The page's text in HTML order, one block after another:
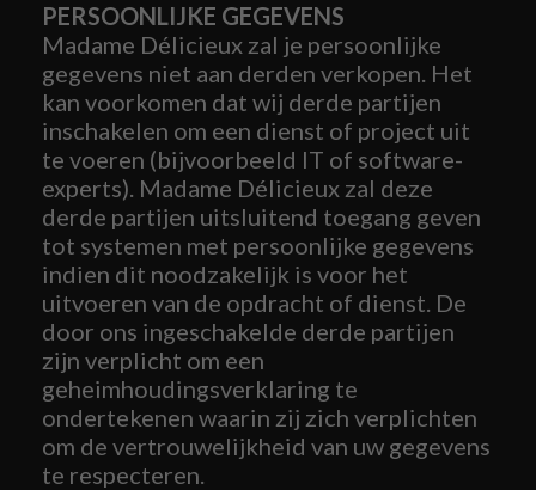
PERSOONLIJKE GEGEVENS
Madame Délicieux zal je persoonlijke
gegevens niet aan derden verkopen. Het
kan voorkomen dat wij derde partijen
inschakelen om een dienst of project uit
te voeren (bijvoorbeeld IT of software-
experts). Madame Délicieux zal deze
derde partijen uitsluitend toegang geven
tot systemen met persoonlijke gegevens
indien dit noodzakelijk is voor het
uitvoeren van de opdracht of dienst. De
door ons ingeschakelde derde partijen
zijn verplicht om een
geheimhoudingsverklaring te
ondertekenen waarin zij zich verplichten
om de vertrouwelijkheid van uw gegevens
te respecteren.